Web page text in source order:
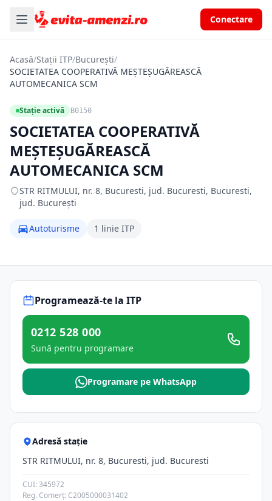
Conectare
Acasă/Stații ITP/București/
SOCIETATEA COOPERATIVĂ MEŞTEŞUGĂREASCĂ
AUTOMECANICA SCM
Stație activă B0150
SOCIETATEA COOPERATIVĂ
MEŞTEŞUGĂREASCĂ
AUTOMECANICA SCM
STR RITMULUI, nr. 8, Bucuresti, jud. Bucuresti, Bucuresti,
jud. București
Autoturisme 1 linie ITP
Programează-te la ITP
0212 528 000
Sună pentru programare
Programare pe WhatsApp
Adresă stație
STR RITMULUI, nr. 8, Bucuresti, jud. Bucuresti
CUI: 345972
Reg. Comerț: C2005000031402